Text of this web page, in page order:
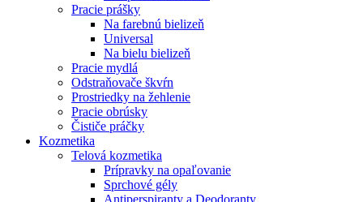
Pracie prášky
Na farebnú bielizeň
Universal
Na bielu bielizeň
Pracie mydlá
Odstraňovače škvŕn
Prostriedky na žehlenie
Pracie obrúsky
Čističe práčky
Kozmetika
Telová kozmetika
Prípravky na opaľovanie
Sprchové gély
Antiperspiranty a Deodoranty